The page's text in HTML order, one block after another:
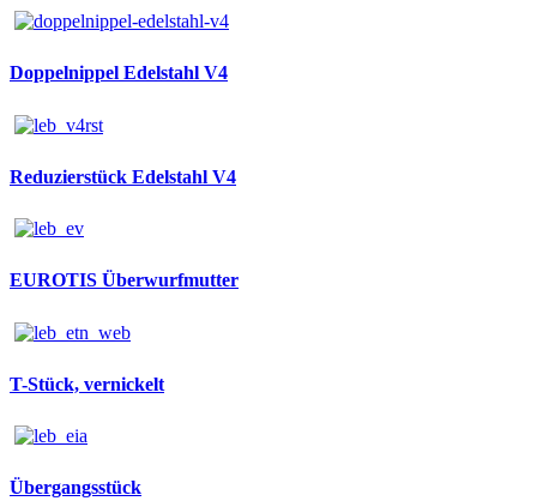
Doppelnippel Edelstahl V4
Reduzierstück Edelstahl V4
EUROTIS Überwurfmutter
T-Stück, vernickelt
Übergangsstück